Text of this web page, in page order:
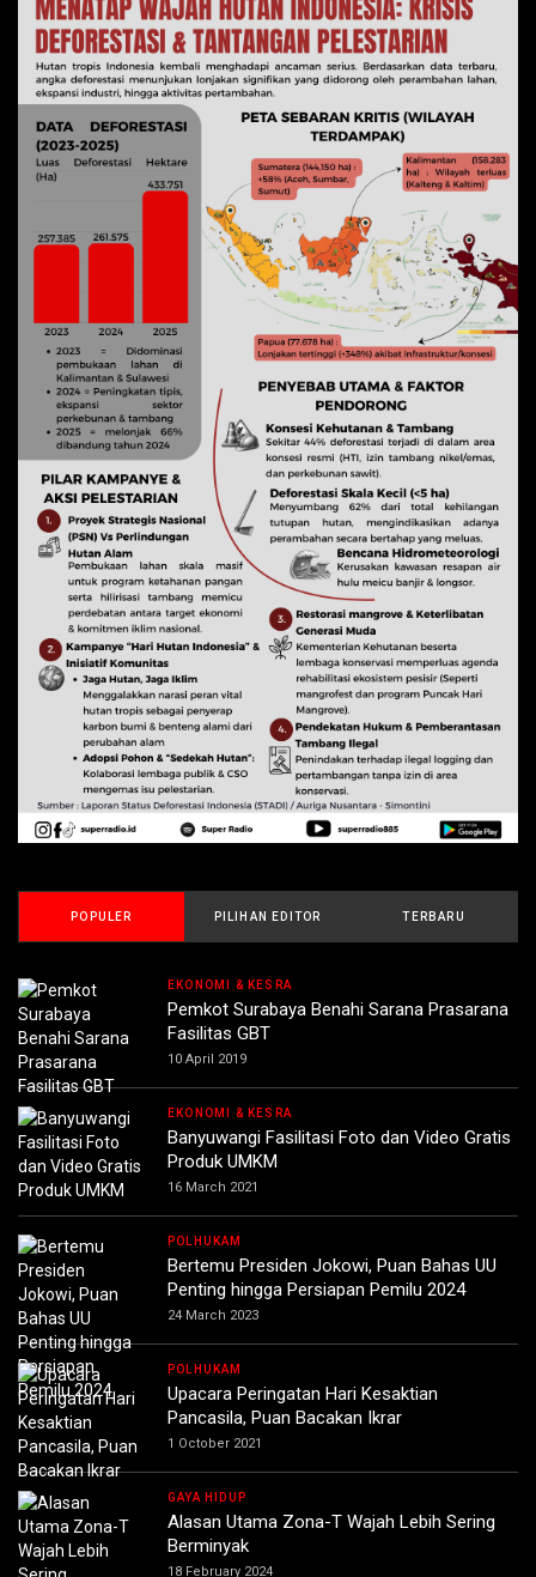
POPULER PILIHAN EDITOR TERBARU
EKONOMI & KESRA
Pemkot Surabaya Benahi Sarana Prasarana
Fasilitas GBT
10 April 2019
EKONOMI & KESRA
Banyuwangi Fasilitasi Foto dan Video Gratis
Produk UMKM
16 March 2021
POLHUKAM
Bertemu Presiden Jokowi, Puan Bahas UU
Penting hingga Persiapan Pemilu 2024
24 March 2023
POLHUKAM
Upacara Peringatan Hari Kesaktian
Pancasila, Puan Bacakan Ikrar
1 October 2021
GAYA HIDUP
Alasan Utama Zona-T Wajah Lebih Sering
Berminyak
18 February 2024